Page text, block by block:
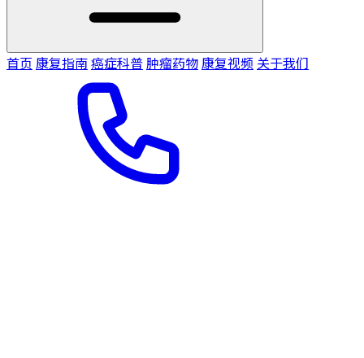
首页 康复指南癌症科普肿瘤药物康复视频 关于我们